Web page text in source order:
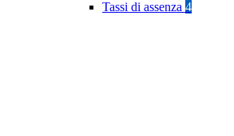
Tassi di assenza 4